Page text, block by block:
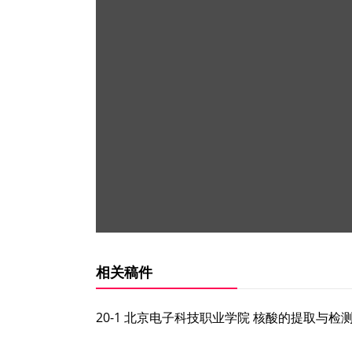
相关稿件
20-1 北京电子科技职业学院 核酸的提取与检